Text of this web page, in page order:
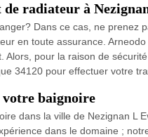
radiateur à
Dans ce cas, ne
en toute assurance.
pour la raison de
34120 pour effectuer votre
baignoire
dans la ville de Nezignan L
dans le domaine ;